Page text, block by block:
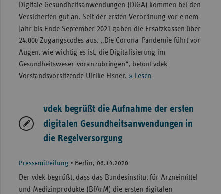
Digitale Gesundheitsanwendungen (DiGA) kommen bei den
Versicherten gut an. Seit der ersten Verordnung vor einem
Jahr bis Ende September 2021 gaben die Ersatzkassen über
24.000 Zugangscodes aus. „Die Corona-Pandemie führt vor
Augen, wie wichtig es ist, die Digitalisierung im
Gesundheitswesen voranzubringen“, betont vdek-
Vorstandsvorsitzende Ulrike Elsner. » Lesen
vdek begrüßt die Aufnahme der ersten
digitalen Gesundheitsanwendungen in
die Regelversorgung
Pressemitteilung• Berlin, 06.10.2020
Der vdek begrüßt, dass das Bundesinstitut für Arzneimittel
und Medizinprodukte (BfArM) die ersten digitalen